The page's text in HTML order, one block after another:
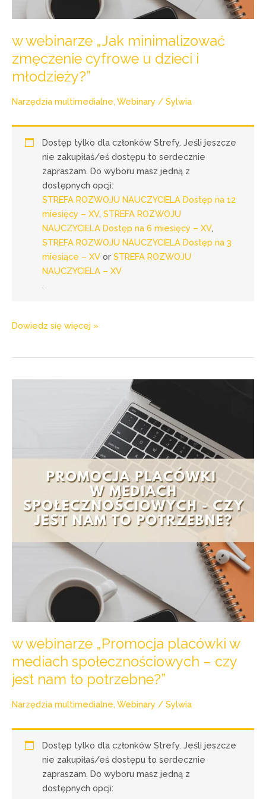
w webinarze „Jak minimalizować
zmęczenie cyfrowe u dzieci i
młodzieży?”
Narzędzia multimedialne, Webinary / Sylwia
Dostęp tylko dla członków Strefy. Jeśli jeszcze
nie zakupiłaś/eś dostępu to serdecznie
zapraszam. Do wyboru masz jedną z
dostępnych opcji:
STREFA ROZWOJU NAUCZYCIELA Dostęp na 12
miesięcy – XV,STREFA ROZWOJU
NAUCZYCIELA Dostęp na 6 miesięcy – XV,
STREFA ROZWOJU NAUCZYCIELA Dostęp na 3
miesiące – XV orSTREFA ROZWOJU
NAUCZYCIELA – XV
.
Dowiedz się więcej »
w webinarze „Promocja placówki w
mediach społecznościowych – czy
jest nam to potrzebne?”
Narzędzia multimedialne, Webinary / Sylwia
Dostęp tylko dla członków Strefy. Jeśli jeszcze
nie zakupiłaś/eś dostępu to serdecznie
zapraszam. Do wyboru masz jedną z
dostępnych opcji:
społecznościowych
czy
jest
to